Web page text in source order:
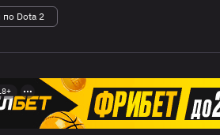
по Dota 2